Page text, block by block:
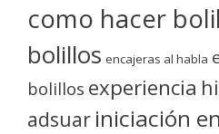
como hacer
bolillos encajeras al habla
bolillos experiencia
adsuar iniciación